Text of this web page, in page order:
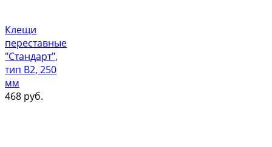
Клещи
переставные
"Стандарт",
тип В2, 250
мм
468 руб.